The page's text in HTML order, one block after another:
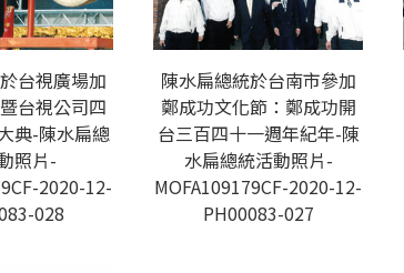
台視廣場加
台視公司四
典-陳水扁總
照片-
2020-12-
028
陳水扁總統於台南市參加
鄭成功文化節：鄭成功開
台三百四十一週年紀年-陳
水扁總統活動照片-
MOFA109179CF-2020-12-
PH00083-027